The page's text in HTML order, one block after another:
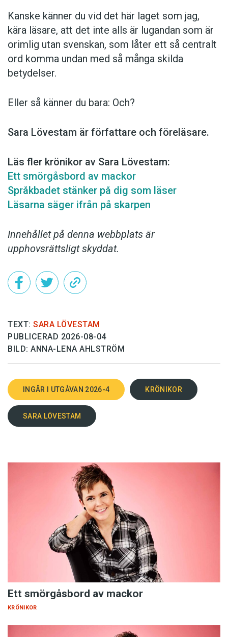
Kanske känner du vid det här laget som jag,
kära läsare, att det inte alls är lugandan som är
orimlig utan svenskan, som låter ett så centralt
ord komma undan med så många skilda
betydelser.
Eller så känner du bara: Och?
Sara Lövestam är författare och föreläsare.
Läs fler krönikor av Sara Lövestam:
Ett smörgåsbord av mackor
Språkbadet stänker på dig som läser
Läsarna säger ifrån på skarpen
Innehållet på denna webbplats är
upphovsrättsligt skyddat.
TEXT: SARA LÖVESTAM
PUBLICERAD 2026-08-04
BILD: ANNA-LENA AHLSTRÖM
INGÅR I UTGÅVAN 2026-4 KRÖNIKOR
SARA LÖVESTAM
Ett smörgåsbord av mackor
KRÖNIKOR